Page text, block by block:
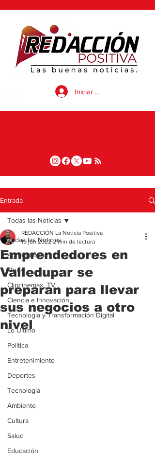
Iniciar sesión
Entrada
Todas las Noticias
Agroindustria
Moda
Clipcinemax_TV
Ciencia e Innovación
Tecnología y Transformación Digital
Lo Ultimo
Politica
Entretenimiento
Deportes
Tecnologia
Ambiente
Cultura
Salud
Educación
Todas las Noticias
Emprendedores en
Valledupar se
preparan para llevar
sus negocios a otro
nivel
REDACCIÓN La Noticia Positiva
19 jun 2022 2 min de lectura